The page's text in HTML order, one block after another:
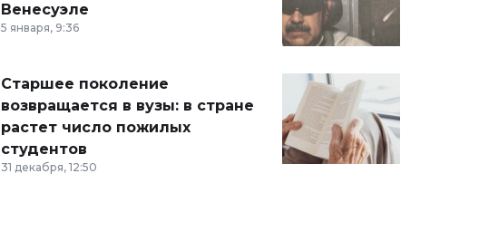
Венесуэле
5 января, 9:36
Старшее поколение
возвращается в вузы: в стране
растет число пожилых
студентов
31 декабря, 12:50